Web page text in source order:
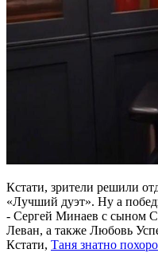
Кстати, зрители решили
«Лучший дуэт». Ну а
- Сергей Минаев с сыном
Леван, а также Любовь
Кстати, Таня знатно